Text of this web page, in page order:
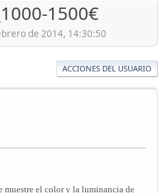
1500€
de 2014, 14:30:50
ACCIONES DEL USUARIO
el color y la luminancia de